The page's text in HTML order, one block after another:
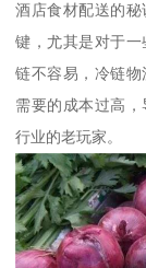
酒店食材配送的
键，尤其是对于
链不容易，冷链
需要的成本过高
行业的老玩家。